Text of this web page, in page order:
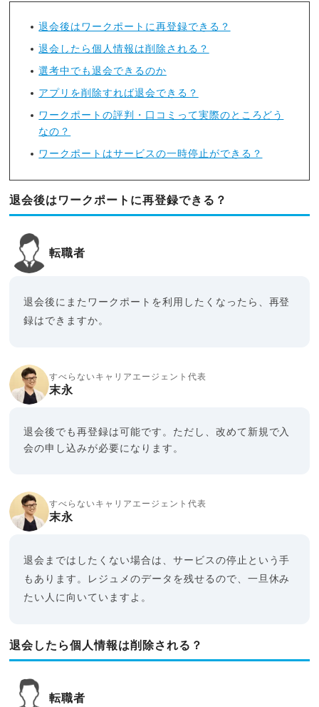
退会後はワークポートに再登録できる？
退会したら個人情報は削除される？
選考中でも退会できるのか
アプリを削除すれば退会できる？
ワークポートの評判・口コミって実際のところどう
なの？
ワークポートはサービスの一時停止ができる？
退会後はワークポートに再登録できる？
転職者
退会後にまたワークポートを利用したくなったら、再登
録はできますか。
すべらないキャリアエージェント代表
末永
退会後でも再登録は可能です。ただし、改めて新規で入
会の申し込みが必要になります。
すべらないキャリアエージェント代表
末永
退会まではしたくない場合は、サービスの停止という手
もあります。レジュメのデータを残せるので、一旦休み
たい人に向いていますよ。
退会したら個人情報は削除される？
転職者